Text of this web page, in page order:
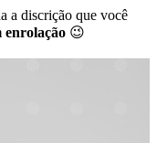
a discrição que você
enrolação 😉